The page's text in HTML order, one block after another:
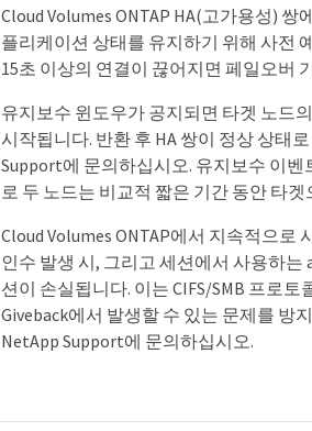
Cloud Volumes ONTAP HA(고가용성)
플리케이션 상태를 유지하기 위해 사전
15초 이상의 연결이 끊어지면 페일오버
유지보수 윈도우가 공지되면 타겟 노드
시작됩니다. 반환 후 HA 쌍이 정상 상태
Support에 문의하십시오. 유지보수 이벤
로 두 노드는 비교적 짧은 기간 동안 타겟
Cloud Volumes ONTAP에서 지속적으로
인수 발생 시, 그리고 세션에서 사용하
션이 손실됩니다. 이는 CIFS/SMB 프로
Giveback에서 발생할 수 있는 문제를 방
NetApp Support에 문의하십시오.